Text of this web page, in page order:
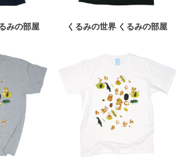
みの部屋 くるみの世界 くるみの部屋